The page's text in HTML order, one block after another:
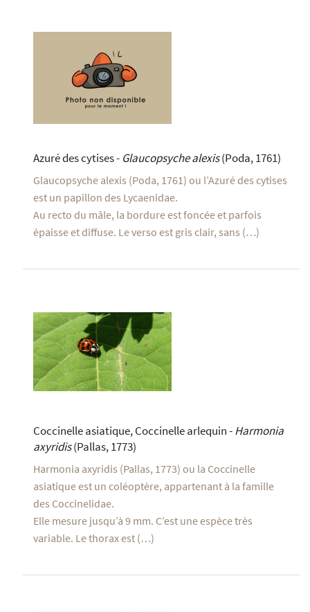
Azuré des cytises - Glaucopsyche alexis(Poda, 1761)
Glaucopsyche alexis (Poda, 1761) ou l’Azuré des cytises
est un papillon des Lycaenidae.
Au recto du mâle, la bordure est foncée et parfois
épaisse et diffuse. Le verso est gris clair, sans (…)
Coccinelle asiatique, Coccinelle arlequin -Harmonia
axyridis(Pallas, 1773)
Harmonia axyridis (Pallas, 1773) ou la Coccinelle
asiatique est un coléoptère, appartenant à la famille
des Coccinelidae.
Elle mesure jusqu’à 9 mm. C’est une espèce très
variable. Le thorax est (…)